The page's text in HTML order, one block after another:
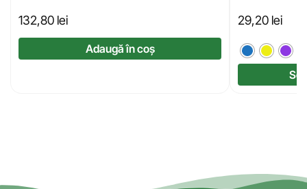
132,80 lei
Adaugă în coș
29,20 lei